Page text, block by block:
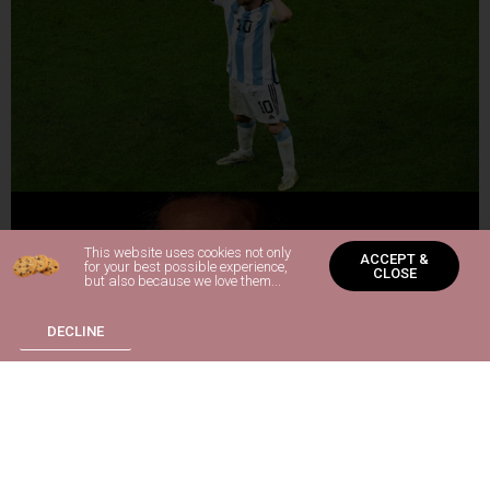
This website uses cookies not only
for your best possible experience,
but also because we love them...
ACCEPT &
CLOSE
DECLINE